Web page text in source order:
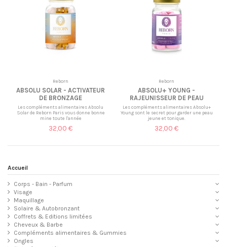
Reborn
ABSOLU SOLAR - ACTIVATEUR
DE BRONZAGE
Les compléments alimentaires Absolu
Solar de Reborn Paris vous donne bonne
mine toute l'année
32,00 €
Reborn
ABSOLU+ YOUNG -
RAJEUNISSEUR DE PEAU
Les compléments alimentaires Absolu+
Young sont le secret pour garder une peau
jeune et tonique.
32,00 €
Accueil
Corps - Bain - Parfum
Visage
Maquillage
Solaire & Autobronzant
Coffrets & Editions limitées
Cheveux & Barbe
Compléments alimentaires & Gummies
Ongles